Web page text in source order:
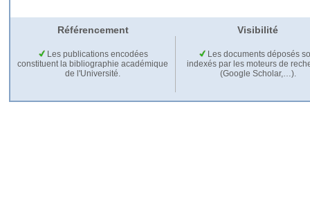
Référencement Visibilité
Les publications encodées
constituent la bibliographie académique
de l'Université.
Les documents déposés
indexés par les moteurs de
(Google Scholar,…).